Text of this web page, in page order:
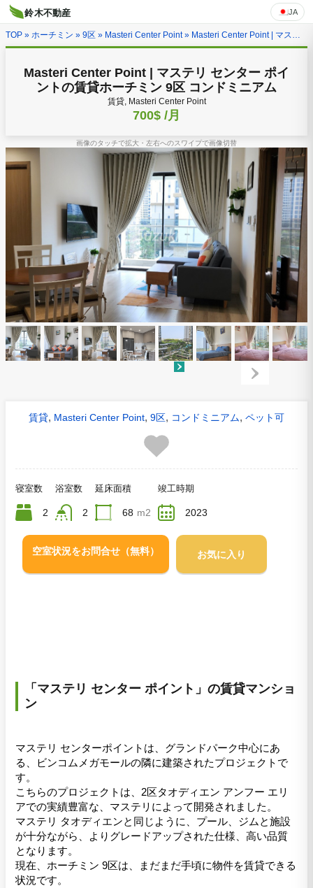
TOP » ホーチミン » 9区 » Masteri Center Point» Masteri Center Point | マステリ センター ポイントの賃貸ホーチミン 9区 コンドミニアム
Masteri Center Point | マステリ センター ポイ
ントの賃貸ホーチミン 9区 コンドミニアム
賃貸, Masteri Center Point
700$ /月
画像のタッチで拡大・左右へのスワイプで画像切替
賃貸, Masteri Center Point, 9区, コンドミニアム, ペット可
寝室数
2
浴室数
2
延床面積
68 m2
竣工時期
2023
空室状況をお問合せ（無料） お気に入り
「マステリ センター ポイント」の賃貸マンショ
ン
マステリ センターポイントは、グランドパーク中心にあ
る、ビンコムメガモールの隣に建築されたプロジェクトで
す。
こちらのプロジェクトは、2区タオディエン アンフー エリ
アでの実績豊富な、マステリによって開発されました。
マステリ タオディエンと同じように、プール、ジムと施設
が十分ながら、よりグレードアップされた仕様、高い品質
となります。
現在、ホーチミン 9区は、まだまだ手頃に物件を賃貸できる
状況です。
鈴木不動産 JA